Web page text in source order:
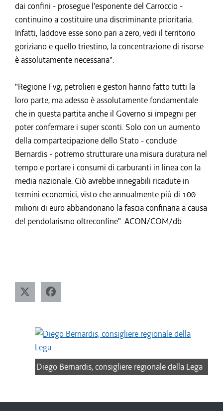
dai confini - prosegue l'esponente del Carroccio -
continuino a costituire una discriminante prioritaria.
Infatti, laddove esse sono pari a zero, vedi il territorio
goriziano e quello triestino, la concentrazione di risorse
è assolutamente necessaria".
"Regione Fvg, petrolieri e gestori hanno fatto tutti la
loro parte, ma adesso è assolutamente fondamentale
che in questa partita anche il Governo si impegni per
poter confermare i super sconti. Solo con un aumento
della compartecipazione dello Stato - conclude
Bernardis - potremo strutturare una misura duratura nel
tempo e portare i consumi di carburanti in linea con la
media nazionale. Ciò avrebbe innegabili ricadute in
termini economici, visto che annualmente più di 100
milioni di euro abbandonano la fascia confinaria a causa
del pendolarismo oltreconfine". ACON/COM/db
Diego Bernardis, consigliere regionale della Lega